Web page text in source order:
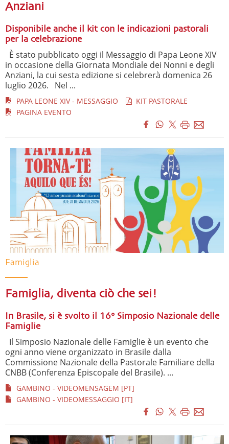
Anziani
Disponibile anche il kit con le indicazioni pastorali
per la celebrazione
È stato pubblicato oggi il Messaggio di Papa Leone XIV
in occasione della Giornata Mondiale dei Nonni e degli
Anziani, la cui sesta edizione si celebrerà domenica 26
luglio 2026. Nel ...
PAPA LEONE XIV - MESSAGGIO
KIT PASTORALE
PAGINA EVENTO
Famiglia
Famiglia, diventa ciò che sei!
In Brasile, si è svolto il 16° Simposio Nazionale delle
Famiglie
Il Simposio Nazionale delle Famiglie è un evento che
ogni anno viene organizzato in Brasile dalla
Commissione Nazionale della Pastorale Familiare della
CNBB (Conferenza Episcopale del Brasile). ...
GAMBINO - VIDEOMENSAGEM [PT]
GAMBINO - VIDEOMESSAGGIO [IT]